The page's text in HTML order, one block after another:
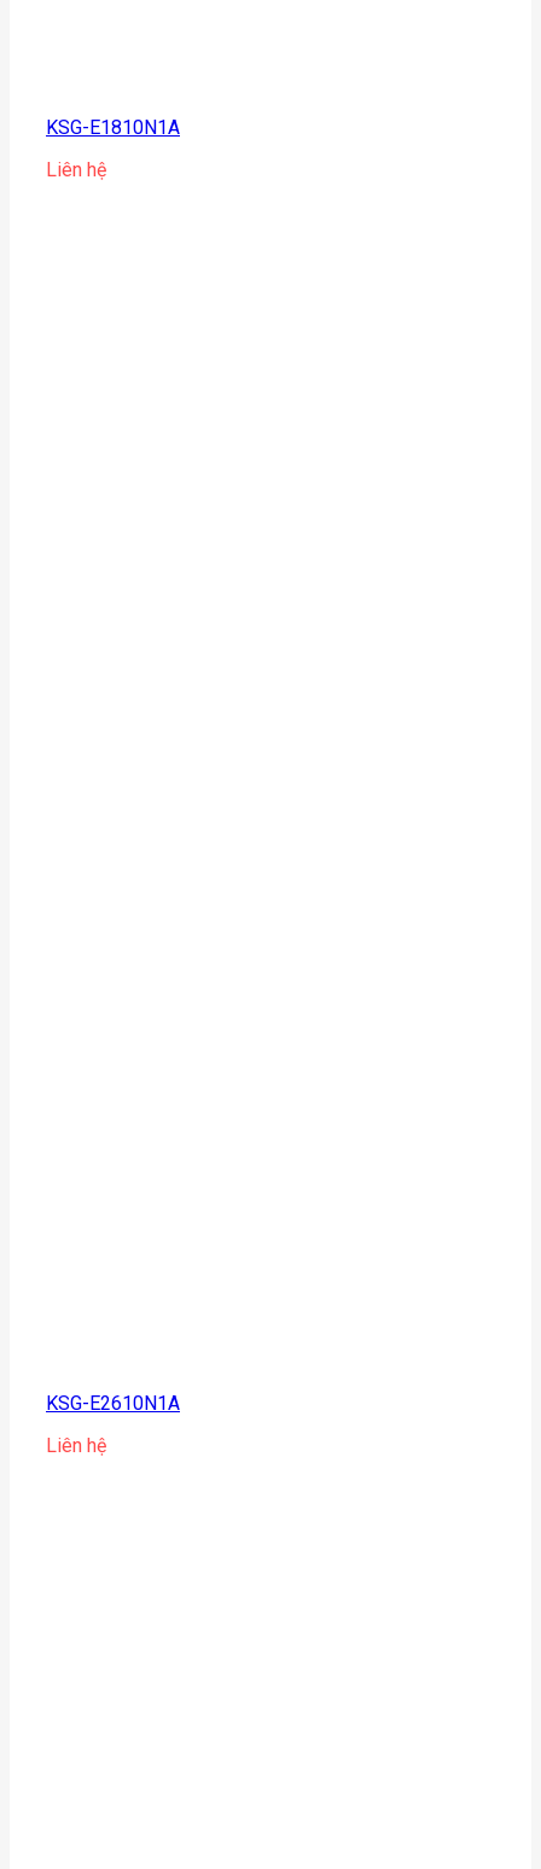
KSG-E1810N1A
Liên hệ
KSG-E2610N1A
Liên hệ